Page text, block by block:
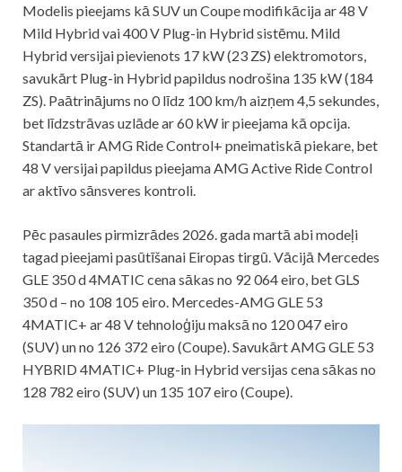
Modelis pieejams kā SUV un Coupe modifikācija ar 48 V
Mild Hybrid vai 400 V Plug-in Hybrid sistēmu. Mild
Hybrid versijai pievienots 17 kW (23 ZS) elektromotors,
savukārt Plug-in Hybrid papildus nodrošina 135 kW (184
ZS). Paātrinājums no 0 līdz 100 km/h aizņem 4,5 sekundes,
bet līdzstrāvas uzlāde ar 60 kW ir pieejama kā opcija.
Standartā ir AMG Ride Control+ pneimatiskā piekare, bet
48 V versijai papildus pieejama AMG Active Ride Control
ar aktīvo sānsveres kontroli.
Pēc pasaules pirmizrādes 2026. gada martā abi modeļi
tagad pieejami pasūtīšanai Eiropas tirgū. Vācijā Mercedes
GLE 350 d 4MATIC cena sākas no 92 064 eiro, bet GLS
350 d – no 108 105 eiro. Mercedes-AMG GLE 53
4MATIC+ ar 48 V tehnoloģiju maksā no 120 047 eiro
(SUV) un no 126 372 eiro (Coupe). Savukārt AMG GLE 53
HYBRID 4MATIC+ Plug-in Hybrid versijas cena sākas no
128 782 eiro (SUV) un 135 107 eiro (Coupe).